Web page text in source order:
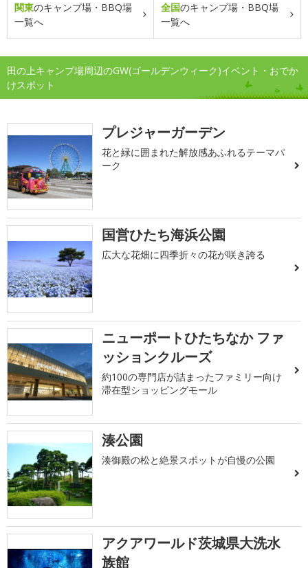
関東のキャンプ場・BBQ場
一覧へ
全国のキャンプ場・BBQ場
一覧へ
田の上キャンプ場周辺のGW(ゴールデンウィーク)イベント・おでか
けスポット
プレジャーガーデン
花と緑に囲まれた解放感あふれるテーマパ
ーク
国営ひたち海浜公園
広大な花畑に四季折々の花が咲き誇る
ニューポートひたちなか ファ
ッションクルーズ
約100の専門店が詰まったファミリー向け
滞在型ショッピングモール
湊公園
湊御殿の松と絶景スポットが自慢の公園
アクアワールド茨城県大洗水
族館